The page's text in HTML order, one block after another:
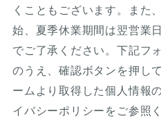
くこともございます。また
始、夏季休業期間は翌営業
でご了承ください。下記フ
のうえ、確認ボタンを押し
ームより取得した個人情報
イバシーポリシーをご参照